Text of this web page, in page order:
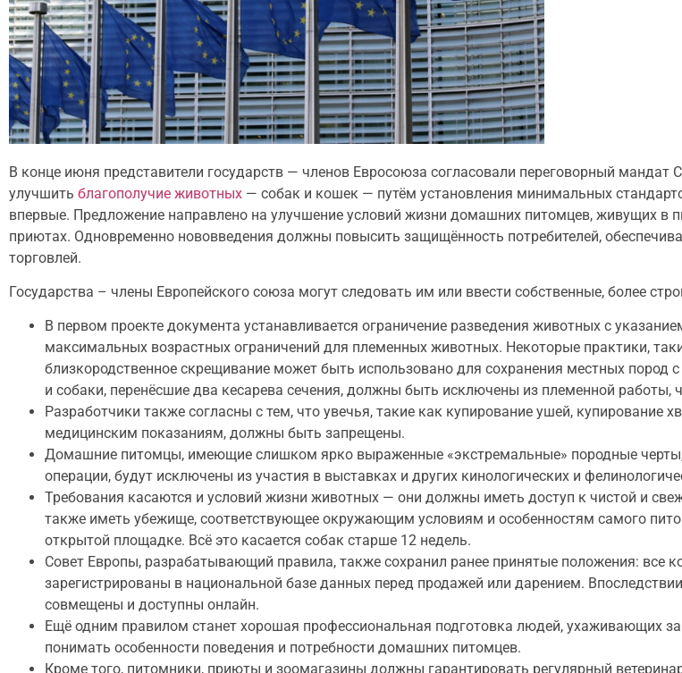
В конце июня представители государств — членов Евросоюза согласовали переговорный
улучшить благополучие животных — собак и кошек — путём установления минимальных
впервые. Предложение направлено на улучшение условий жизни домашних питомцев, живущих в
приютах. Одновременно нововведения должны повысить защищённость потребителей,
торговлей.
Государства – члены Европейского союза могут следовать им или ввести собственные, более
В первом проекте документа устанавливается ограничение разведения животных с
максимальных возрастных ограничений для племенных животных. Некоторые практики,
близкородственное скрещивание может быть использовано для сохранения местных
и собаки, перенёсшие два кесарева сечения, должны быть исключены из племенной работы,
Разработчики также согласны с тем, что увечья, такие как купирование ушей, купирование
медицинским показаниям, должны быть запрещены.
Домашние питомцы, имеющие слишком ярко выраженные «экстремальные» породные
операции, будут исключены из участия в выставках и других кинологических и
Требования касаются и условий жизни животных — они должны иметь доступ к чистой и
также иметь убежище, соответствующее окружающим условиям и особенностям самого
открытой площадке. Всё это касается собак старше 12 недель.
Совет Европы, разрабатывающий правила, также сохранил ранее принятые положения: все
зарегистрированы в национальной базе данных перед продажей или дарением.
совмещены и доступны онлайн.
Ещё одним правилом станет хорошая профессиональная подготовка людей, ухаживающих
понимать особенности поведения и потребности домашних питомцев.
Кроме того, питомники, приюты и зоомагазины должны гарантировать регулярный